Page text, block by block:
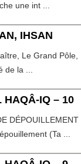
une int ...
IHSAN
Le Grand Pôle,
de la ...
HAQÂ-IQ – 10
DÉPOUILLEMENT
(Ta ...